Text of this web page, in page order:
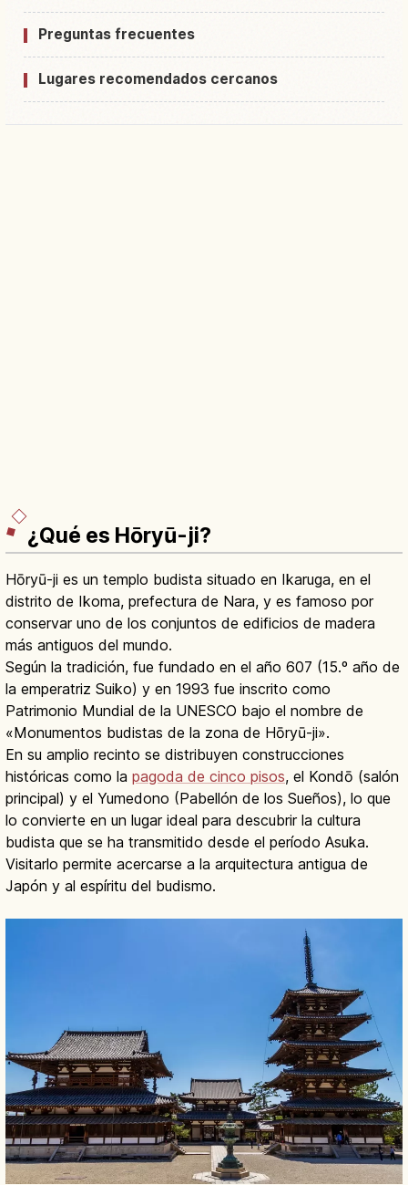
Preguntas frecuentes
Lugares recomendados cercanos
¿Qué es Hōryū-ji?
Hōryū-ji es un templo budista situado en Ikaruga, en el
distrito de Ikoma, prefectura de Nara, y es famoso por
conservar uno de los conjuntos de edificios de madera
más antiguos del mundo.
Según la tradición, fue fundado en el año 607 (15.º año de
la emperatriz Suiko) y en 1993 fue inscrito como
Patrimonio Mundial de la UNESCO bajo el nombre de
«Monumentos budistas de la zona de Hōryū-ji».
En su amplio recinto se distribuyen construcciones
históricas como la pagoda de cinco pisos, el Kondō (salón
principal) y el Yumedono (Pabellón de los Sueños), lo que
lo convierte en un lugar ideal para descubrir la cultura
budista que se ha transmitido desde el período Asuka.
Visitarlo permite acercarse a la arquitectura antigua de
Japón y al espíritu del budismo.